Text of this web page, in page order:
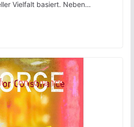
Vielfalt basiert. Neben…